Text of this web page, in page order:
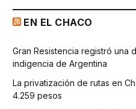
EN EL CHACO
Gran Resistencia registró una
indigencia de Argentina
La privatización de rutas en
4.259 pesos